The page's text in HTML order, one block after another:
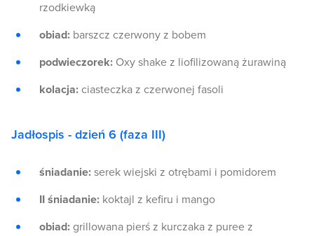
rzodkiewką
obiad: barszcz czerwony z bobem
podwieczorek: Oxy shake z liofilizowaną żurawiną
kolacja: ciasteczka z czerwonej fasoli
Jadłospis - dzień 6 (faza III)
śniadanie: serek wiejski z otrębami i pomidorem
II śniadanie: koktajl z kefiru i mango
obiad: grillowana pierś z kurczaka z puree z